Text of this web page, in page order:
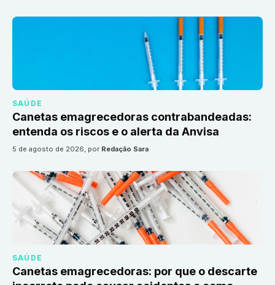
SAÚDE
Canetas emagrecedoras contrabandeadas:
entenda os riscos e o alerta da Anvisa
5 de agosto de 2026, por Redação Sara
SAÚDE
Canetas emagrecedoras: por que o descarte